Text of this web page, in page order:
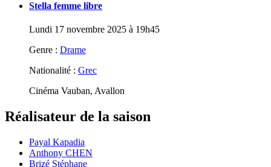
Stella femme libre
Lundi 17 novembre 2025 à 19h45
Genre : Drame
Nationalité : Grec
Cinéma Vauban, Avallon
Réalisateur de la saison
Payal Kapadia
Anthony CHEN
Brizé Stéphane